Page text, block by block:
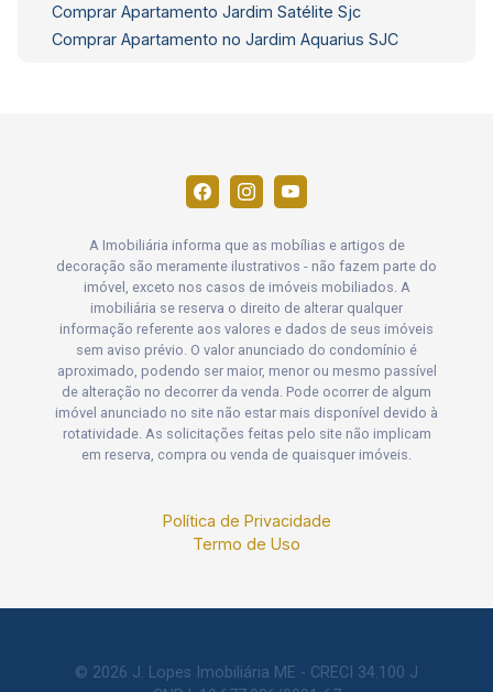
Comprar Apartamento Jardim Satélite Sjc
Comprar Apartamento no Jardim Aquarius SJC
A Imobiliária informa que as mobílias e artigos de
decoração são meramente ilustrativos - não fazem parte do
imóvel, exceto nos casos de imóveis mobiliados. A
imobiliária se reserva o direito de alterar qualquer
informação referente aos valores e dados de seus imóveis
sem aviso prévio. O valor anunciado do condomínio é
aproximado, podendo ser maior, menor ou mesmo passível
de alteração no decorrer da venda. Pode ocorrer de algum
imóvel anunciado no site não estar mais disponível devido à
rotatividade. As solicitações feitas pelo site não implicam
em reserva, compra ou venda de quaisquer imóveis.
Política de Privacidade
Termo de Uso
© 2026 J. Lopes Imobiliária ME - CRECI 34.100 J